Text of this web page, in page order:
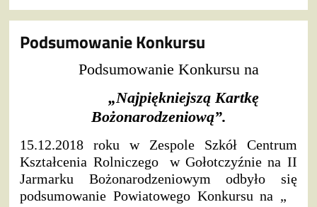
Podsumowanie Konkursu
Podsumowanie Konkursu na
„Najpiękniejszą Kartkę
Bożonarodzeniową”.
15.12.2018 roku w Zespole Szkół Centrum
Kształcenia Rolniczego w Gołotczyźnie na II
Jarmarku Bożonarodzeniowym odbyło się
podsumowanie Powiatowego Konkursu na „